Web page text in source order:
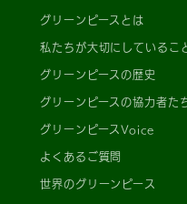
グリーンピースとは
私たちが大切にしているこ
グリーンピースの歴史
グリーンピースの協力者た
グリーンピースVoice
よくあるご質問
世界のグリーンピース